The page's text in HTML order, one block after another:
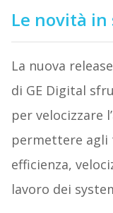
Le novità in
La nuova
di GE Digital
per velocizzare
permettere agli
efficienza,
lavoro dei